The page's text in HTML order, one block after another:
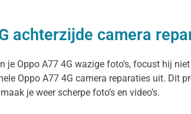
achterzijde camera
je Oppo A77 4G wazige foto’s, focust hij
Oppo A77 4G camera reparaties uit. Dit
je weer scherpe foto’s en video’s.